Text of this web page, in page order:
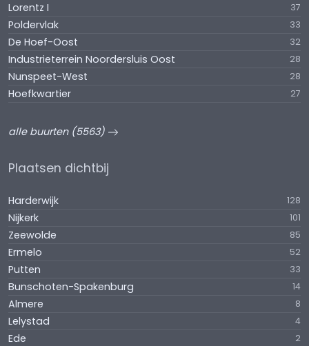
Lorentz I 37
Poldervlak 33
De Hoef-Oost 32
Industrieterrein Noordersluis Oost 28
Nunspeet-West 28
Hoefkwartier 27
alle buurten (5563)
Plaatsen dichtbij
Harderwijk 128
Nijkerk 101
Zeewolde 85
Ermelo 52
Putten 33
Bunschoten-Spakenburg 14
Almere 8
Lelystad 4
Ede 2